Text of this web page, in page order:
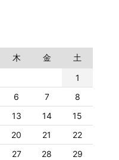
木 金
土
1
6 7
8
13 14
15
20 21
22
27 28
29